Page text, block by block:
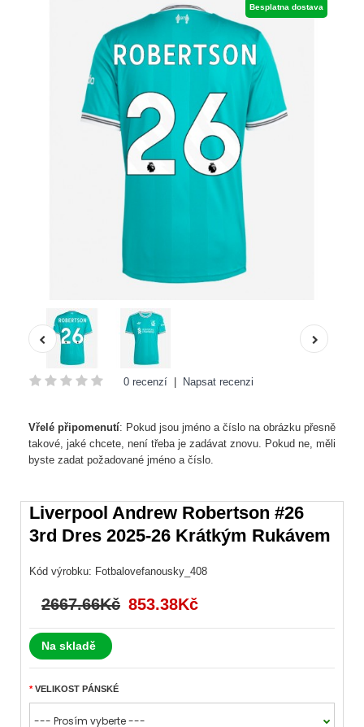
Besplatna dostava
0 recenzí Napsat recenzi
Vřelé připomenutí: Pokud jsou jméno a číslo na obrázku přesně
takové, jaké chcete, není třeba je zadávat znovu. Pokud ne, měli
byste zadat požadované jméno a číslo.
Liverpool Andrew Robertson #26
3rd Dres 2025-26 Krátkým Rukávem
Kód výrobku: Fotbalovefanousky_408
2667.66Kč 853.38Kč
Na skladě
VELIKOST PÁNSKÉ